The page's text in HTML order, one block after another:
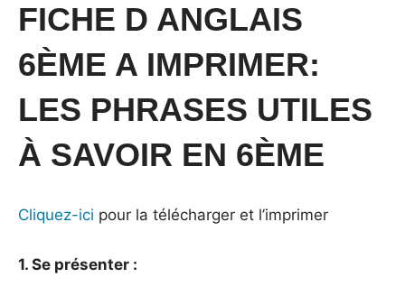
5
août
2024
FICHE D ANGLAIS
6ÈME A IMPRIMER:
LES PHRASES UTILES
À SAVOIR EN 6ÈME
Cliquez-ici pour la télécharger et l’imprimer
1. Se présenter :